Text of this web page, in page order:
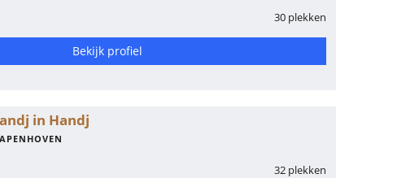
30 plekken
Bekijk profiel
in Handj
32 plekken